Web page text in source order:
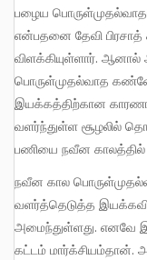
பழைய பொருள்முதல்வாதம் அறிவியலை அரவணைக்க முயற்சித்தது
என்பதனை தேவி பிரசாத்
விளக்கியுள்ளார்.
பொருள்முதல்வாத
இயக்கத்திற்கான
வளர்ந்துள்ள சூழலில்
பணியை நவீன காலத்தில்
நவீன கால பொருள்முதல்வாத தத்துவமாக கார்ல் மார்க்ஸ், ஏங்கல்ஸ்
வளர்த்தெடுத்த
அமைந்துள்ளது. எனவே
கட்டம் மார்க்சியம்தான்.